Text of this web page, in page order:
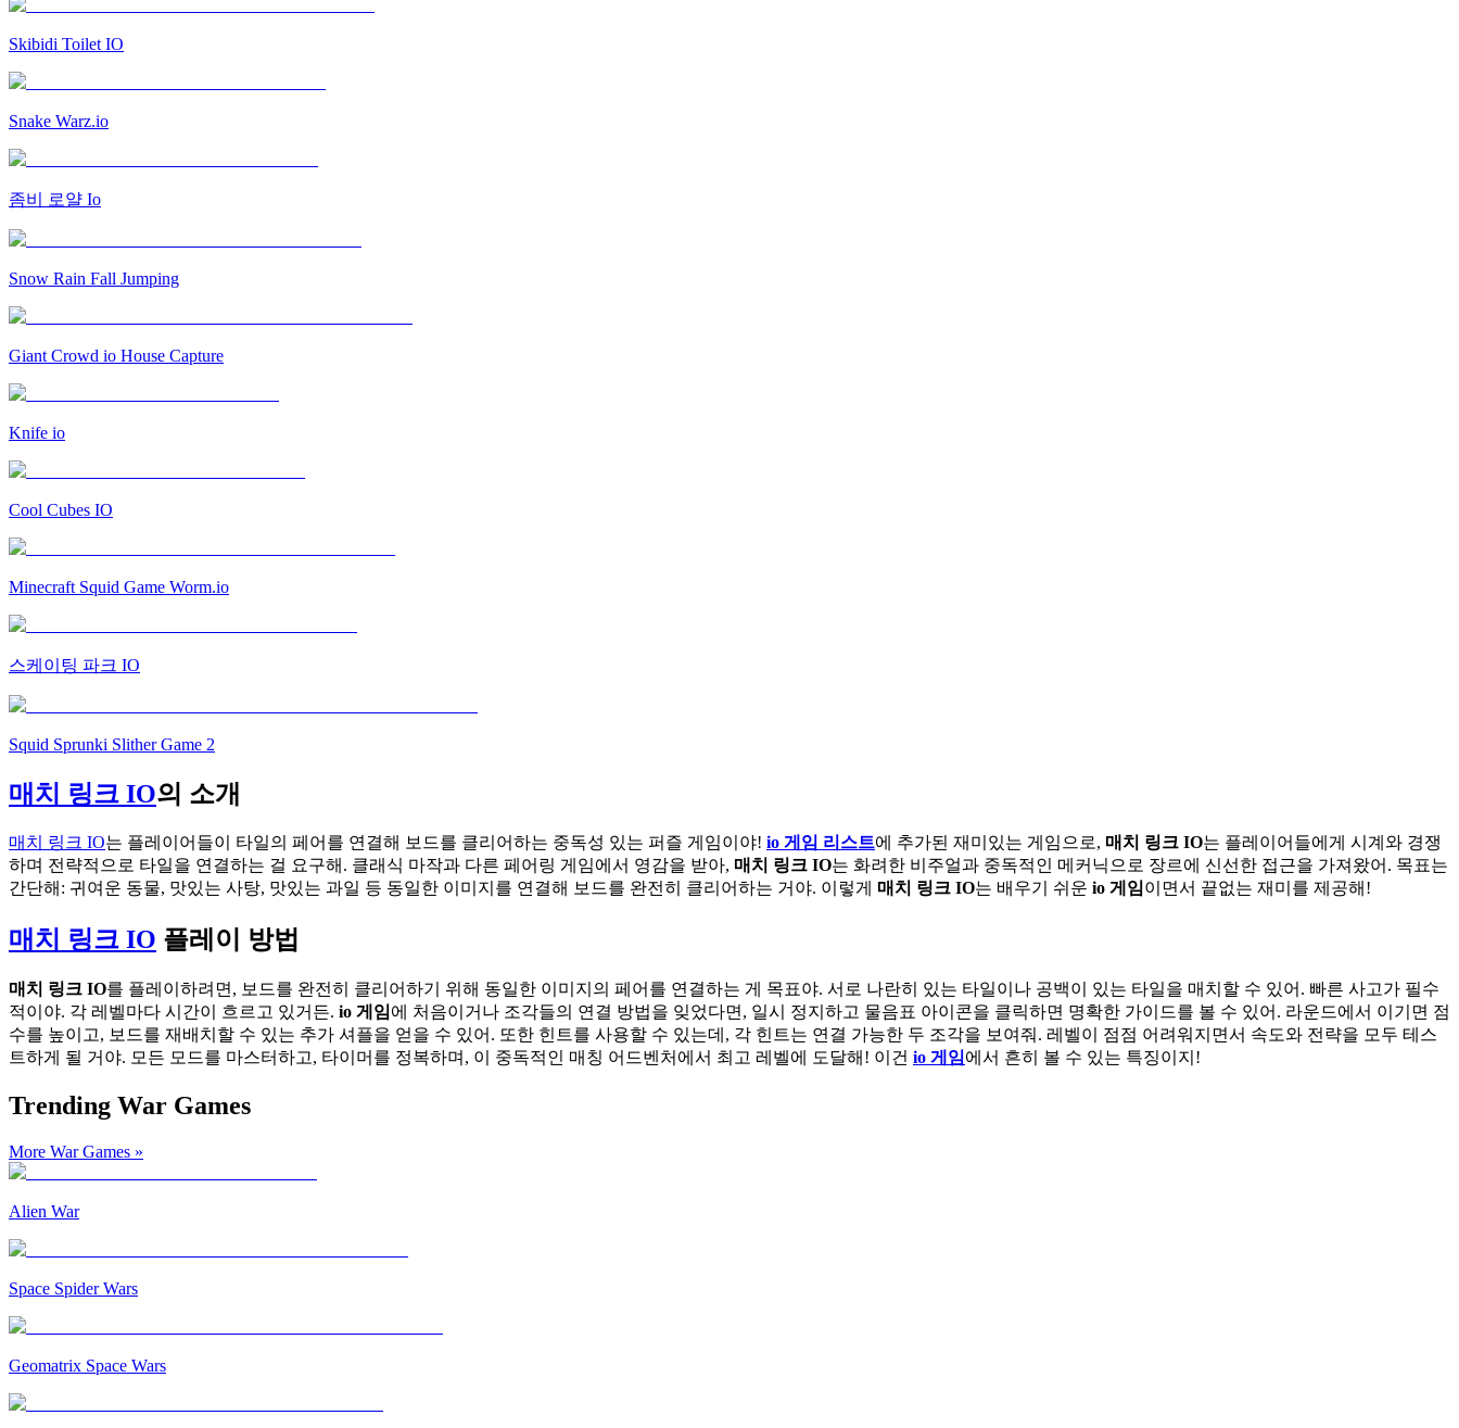
Skibidi Toilet IO
Snake Warz.io
좀비 로얄 Io
Snow Rain Fall Jumping
Giant Crowd io House Capture
Knife io
Cool Cubes IO
Minecraft Squid Game Worm.io
스케이팅 파크 IO
Squid Sprunki Slither Game 2
매치 링크 IO의 소개
매치 링크 IO는 플레이어들이 타일의 페어를 연결해 보드를 클리어하는 중독성 있는 퍼즐 게임이야! io 게임 리스트에 추가된 재미있는 게임으로, 매치 링크 IO는 플레이어들에게 시계와 경쟁
하며 전략적으로 타일을 연결하는 걸 요구해. 클래식 마작과 다른 페어링 게임에서 영감을 받아, 매치 링크 IO는 화려한 비주얼과 중독적인 메커닉으로 장르에 신선한 접근을 가져왔어. 목표는
간단해: 귀여운 동물, 맛있는 사탕, 맛있는 과일 등 동일한 이미지를 연결해 보드를 완전히 클리어하는 거야. 이렇게 매치 링크 IO는 배우기 쉬운 io 게임이면서 끝없는 재미를 제공해!
매치 링크 IO 플레이 방법
매치 링크 IO를 플레이하려면, 보드를 완전히 클리어하기 위해 동일한 이미지의 페어를 연결하는 게 목표야. 서로 나란히 있는 타일이나 공백이 있는 타일을 매치할 수 있어. 빠른 사고가 필수
적이야. 각 레벨마다 시간이 흐르고 있거든. io 게임에 처음이거나 조각들의 연결 방법을 잊었다면, 일시 정지하고 물음표 아이콘을 클릭하면 명확한 가이드를 볼 수 있어. 라운드에서 이기면 점
수를 높이고, 보드를 재배치할 수 있는 추가 셔플을 얻을 수 있어. 또한 힌트를 사용할 수 있는데, 각 힌트는 연결 가능한 두 조각을 보여줘. 레벨이 점점 어려워지면서 속도와 전략을 모두 테스
트하게 될 거야. 모든 모드를 마스터하고, 타이머를 정복하며, 이 중독적인 매칭 어드벤처에서 최고 레벨에 도달해! 이건 io 게임에서 흔히 볼 수 있는 특징이지!
Trending War Games
More War Games »
Alien War
Space Spider Wars
Geomatrix Space Wars